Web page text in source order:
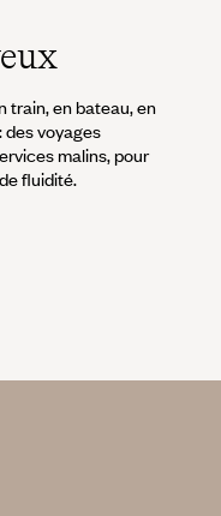
train, en bateau, en
des voyages
malins, pour
fluidité.